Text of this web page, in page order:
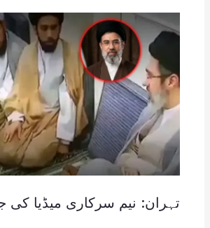
تہران: نیم سرکاری میڈیا